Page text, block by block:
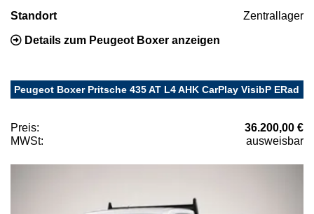
Standort Zentrallager
Details zum Peugeot Boxer anzeigen
Peugeot Boxer Pritsche 435 AT L4 AHK CarPlay VisibP ERad
Preis:
36.200,00 €
MWSt:
ausweisbar